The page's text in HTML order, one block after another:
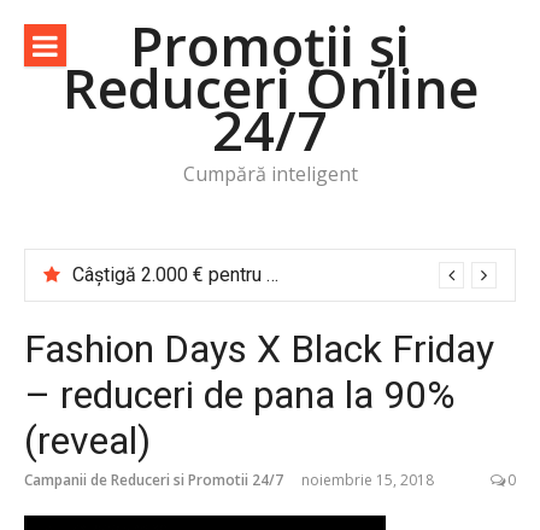
conținut
Promoții și
Reduceri Online
24/7
Cumpără inteligent
Câștigă 2.000 € pentru o vacanță de cititor Cărțile te trimit în călătorie
Fashion Days X Black Friday
– reduceri de pana la 90%
(reveal)
Campanii de Reduceri si Promotii 24/7 noiembrie 15, 2018 0